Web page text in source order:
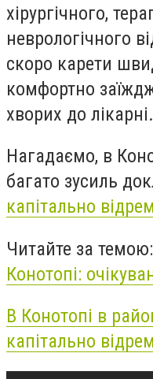
хірургічного,
неврологічного
скоро карети
комфортно
хворих до лікарні.
Нагадаємо, в
багато зусиль
капітально
Читайте за темою:
Конотопі:
В Конотопі в
капітально